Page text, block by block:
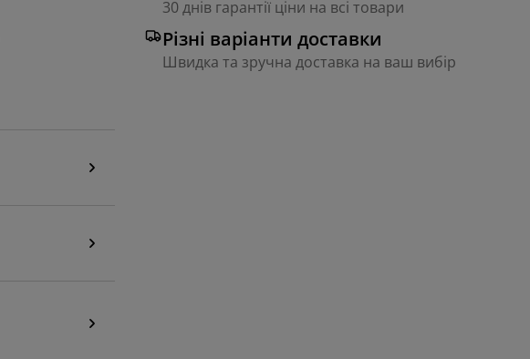
30 днів гарантії ціни на всі товари
Різні варіанти доставки
Швидка та зручна доставка на ваш вибір